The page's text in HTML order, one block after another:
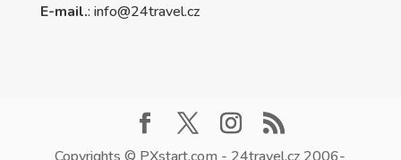
E-mail.: info@24travel.cz